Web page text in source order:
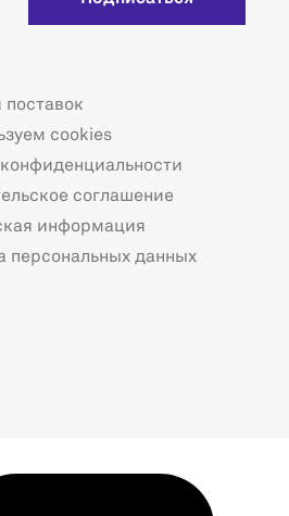
поставок
cookies
конфиденциальности
соглашение
информация
персональных данных